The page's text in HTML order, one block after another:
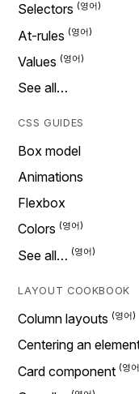
Selectors
At-rules
Values
See all…
CSS GUIDES
Box model
Animations
Flexbox
Colors
See all…
LAYOUT COOKBOOK
Column layouts
Centering an
Card component